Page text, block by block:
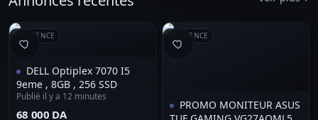
RÉFÉRENCE
DELL Optiplex 7070 I5
9eme , 8GB , 256 SSD
Publié il y a 12 minutes
⁦68 000 DA⁩
RÉFÉRENCE
PROMO MONITEUR ASUS